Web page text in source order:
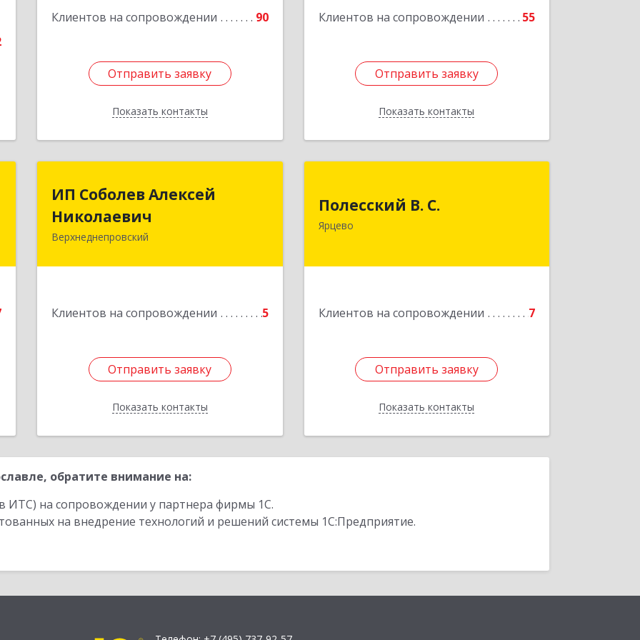
Клиентов на сопровождении 90
Отправить заявку
Показать контакты
Отправить заявку
Назад
Клиентов на сопровождении 55
Отправить заявку
Показать контакты
Отправить заявку
Назад
ИП Соболев Алексей
Николаевич
Верхнеднепровский
Клиентов на сопровождении 5
Отправить заявку
Показать контакты
ИП Соболев Алексей
Николаевич
Отправить заявку
Назад
Полесский В. С.
Ярцево
Клиентов на сопровождении 7
Отправить заявку
Показать контакты
Подробнее
Отправить заявку
Назад
обратите внимание на:
ИТС) на сопровождении у партнера фирмы 1С.
на внедрение технологий и решений системы 1С:Предприятие.